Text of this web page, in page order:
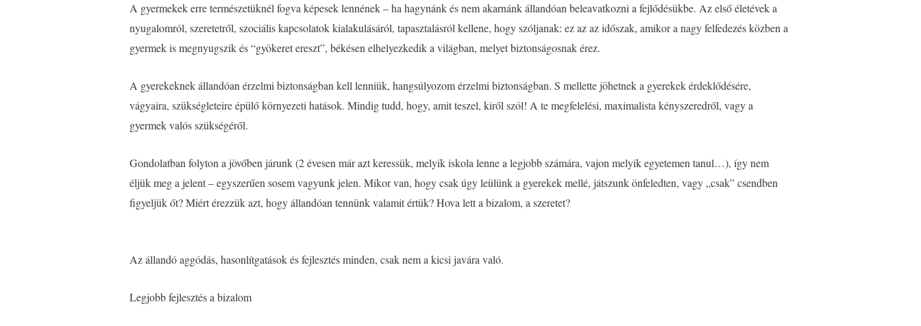
A gyermekek erre természetüknél fogva képesek lennének – ha hagynánk és nem akarnánk állandóan beleavatkozni a fejlődésükbe. Az első életévek a
nyugalomról, szeretetről, szociális kapcsolatok kialakulásáról, tapasztalásról kellene, hogy szóljanak: ez az az időszak, amikor a nagy felfedezés közben a
gyermek is megnyugszik és “gyökeret ereszt”, békésen elhelyezkedik a világban, melyet biztonságosnak érez.
A gyerekeknek állandóan érzelmi biztonságban kell lenniük, hangsúlyozom érzelmi biztonságban. S mellette jöhetnek a gyerekek érdeklődésére,
vágyaira, szükségleteire épülő környezeti hatások. Mindig tudd, hogy, amit teszel, kiről szól! A te megfelelési, maximalista kényszeredről, vagy a
gyermek valós szükségéről.
Gondolatban folyton a jövőben járunk (2 évesen már azt keressük, melyik iskola lenne a legjobb számára, vajon melyik egyetemen tanul…), így nem
éljük meg a jelent – egyszerűen sosem vagyunk jelen. Mikor van, hogy csak úgy leülünk a gyerekek mellé, játszunk önfeledten, vagy „csak” csendben
figyeljük őt? Miért érezzük azt, hogy állandóan tennünk valamit értük? Hova lett a bizalom, a szeretet?
Az állandó aggódás, hasonlítgatások és fejlesztés minden, csak nem a kicsi javára való.
Legjobb fejlesztés a bizalom